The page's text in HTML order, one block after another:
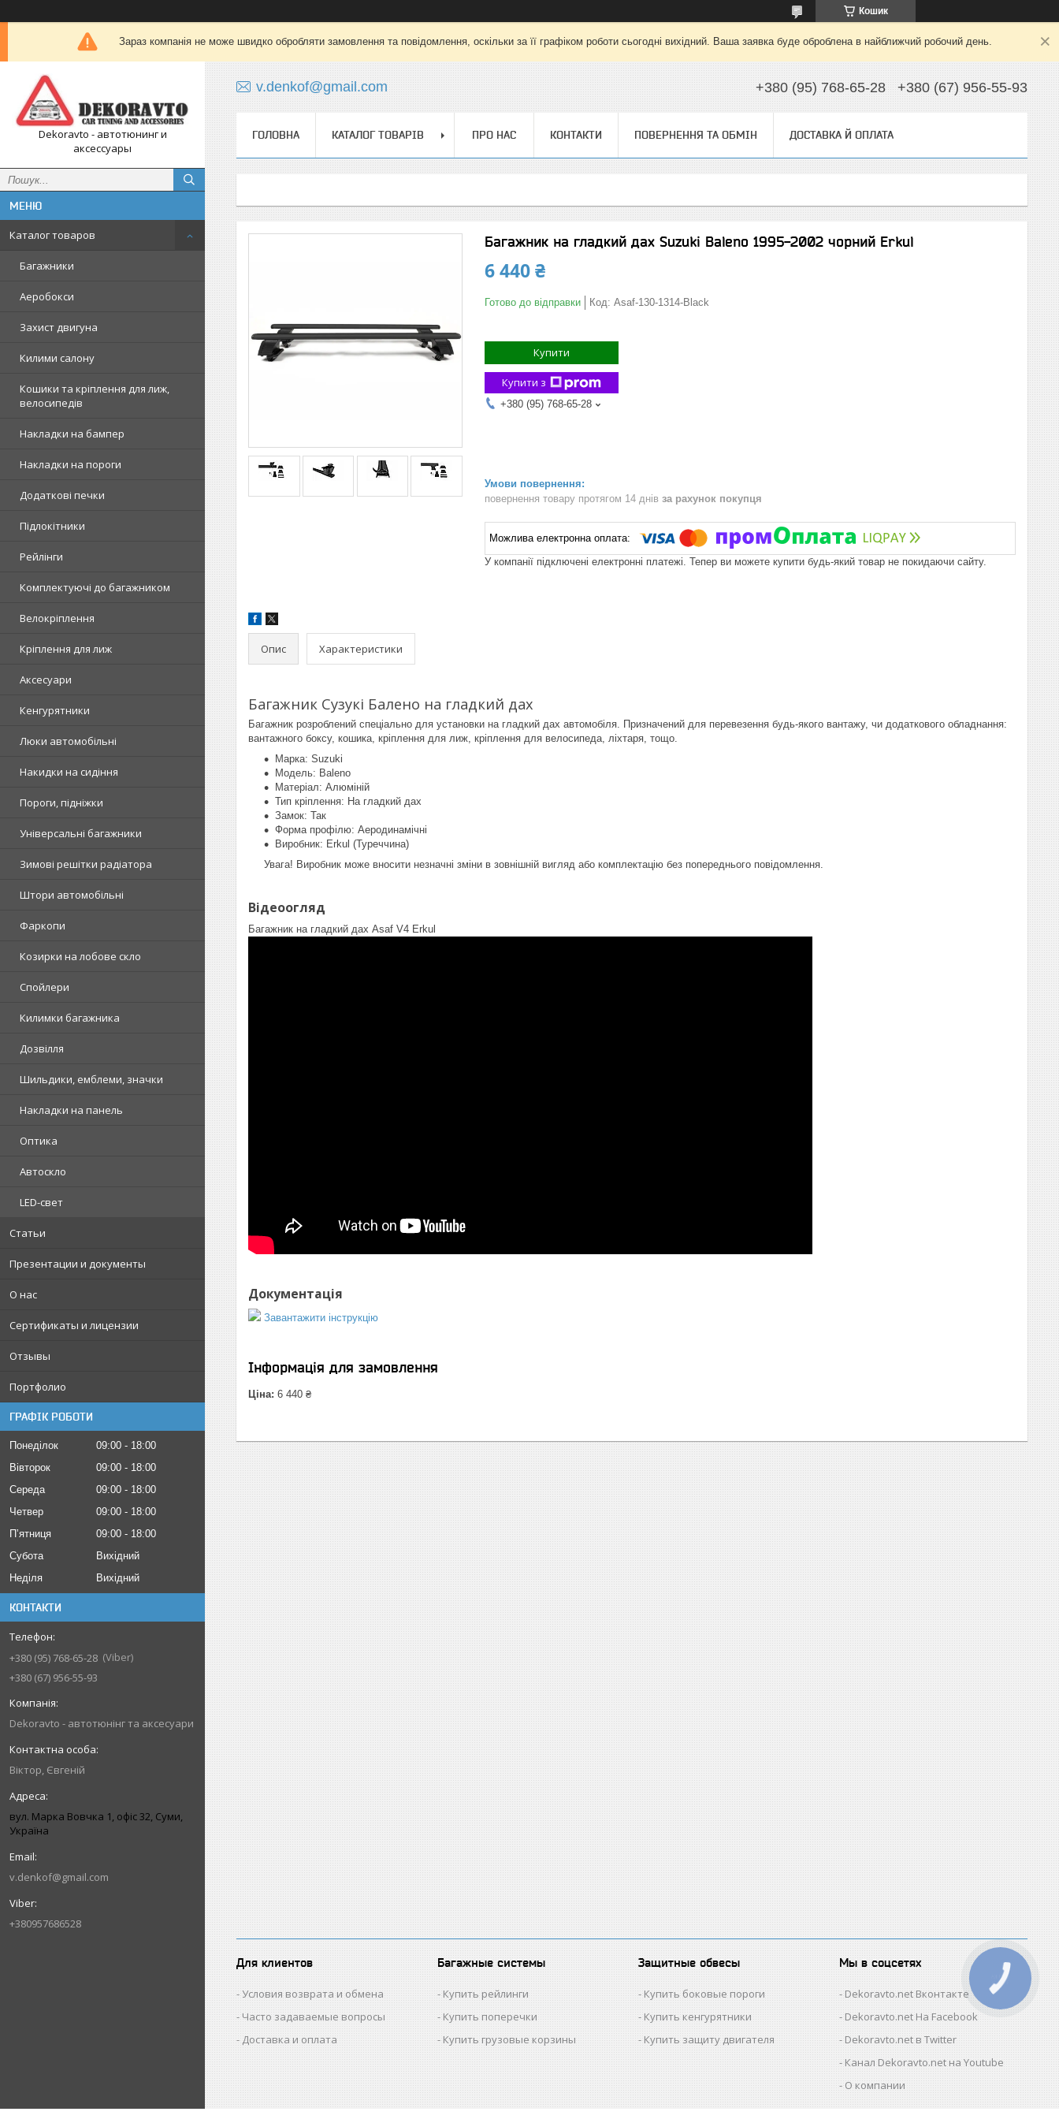
Кошик
Зараз компанія не може швидко обробляти замовлення та повідомлення, оскільки за її графіком роботи сьогодні вихідний. Ваша заявка буде оброблена в найближчий робочий день.
Dekoravto - автотюнинг и
аксессуары
Каталог товаров
Багажники
Аеробокси
Захист двигуна
Килими салону
Кошики та кріплення для лиж,
велосипедів
Накладки на бампер
Накладки на пороги
Додаткові печки
Підлокітники
Рейлінги
Комплектуючі до багажником
Велокріплення
Кріплення для лиж
Аксесуари
Кенгурятники
Люки автомобільні
Накидки на сидіння
Пороги, підніжки
Універсальні багажники
Зимові решітки радіатора
Штори автомобільні
Фаркопи
Козирки на лобове скло
Спойлери
Килимки багажника
Дозвілля
Шильдики, емблеми, значки
Накладки на панель
Оптика
Автоскло
LED-свет
Статьи
Презентации и документы
О нас
Сертификаты и лицензии
Отзывы
Портфолио
ГРАФІК РОБОТИ
Понеділок 09:00
18:00
Вівторок
09:00
18:00
Середа
09:00
18:00
Четвер
09:00
18:00
Пʼятниця
09:00
18:00
Субота
Вихідний
Неділя
Вихідний
КОНТАКТИ
+380 (95) 768-65-28 Viber
+380 (67) 956-55-93
Dekoravto - автотюнінг та аксесуари
Віктор, Євгеній
вул. Марка Вовчка 1, офіс 32, Суми,
Україна
v.denkof@gmail.com
+380957686528
v.denkof@gmail.com +380 (95) 768-65-28 +380 (67) 956-55-93
ГОЛОВНА КАТАЛОГ ТОВАРІВ ПРО НАС КОНТАКТИ ПОВЕРНЕННЯ ТА ОБМІН ДОСТАВКА Й ОПЛАТА
Багажник на гладкий дах Suzuki Baleno 1995-2002 чорний Erkul
6 440 ₴
Готово до відправки Код: Asaf-130-1314-Black
Купити
Купити з
+380 (95) 768-65-28
повернення товару протягом 14 днів за рахунок покупця
У компанії підключені електронні платежі. Тепер ви можете купити будь-який товар не покидаючи сайту.
Опис Характеристики
Багажник Сузукі Балено на гладкий дах
Багажник розроблений спеціально для установки на гладкий дах автомобіля. Призначений для перевезення будь-якого вантажу, чи додаткового обладнання:
вантажного боксу, кошика, кріплення для лиж, кріплення для велосипеда, ліхтаря, тощо.
Марка: Suzuki
Модель: Baleno
Матеріал: Алюміній
Тип кріплення: На гладкий дах
Замок: Так
Форма профілю: Аеродинамічні
Виробник: Erkul (Туреччина)
Увага! Виробник може вносити незначні зміни в зовнішній вигляд або комплектацію без попереднього повідомлення.
Відеоогляд
Багажник на гладкий дах Asaf V4 Erkul
Документація
Завантажити інструкцію
Інформація для замовлення
Ціна: 6 440 ₴
Для клиентов
Условия возврата и обмена
Часто задаваемые вопросы
Доставка и оплата
Багажные системы
Купить рейлинги
Купить поперечки
Купить грузовые корзины
Защитные обвесы
Купить боковые пороги
Купить кенгурятники
Купить защиту двигателя
Мы в соцсетях
Dekoravto.net Вконтакте
Dekoravto.net На Facebook
Dekoravto.net в Twitter
Канал Dekoravto.net на Youtube
О компании
КНОПКА
ЗВ'ЯЗКУ